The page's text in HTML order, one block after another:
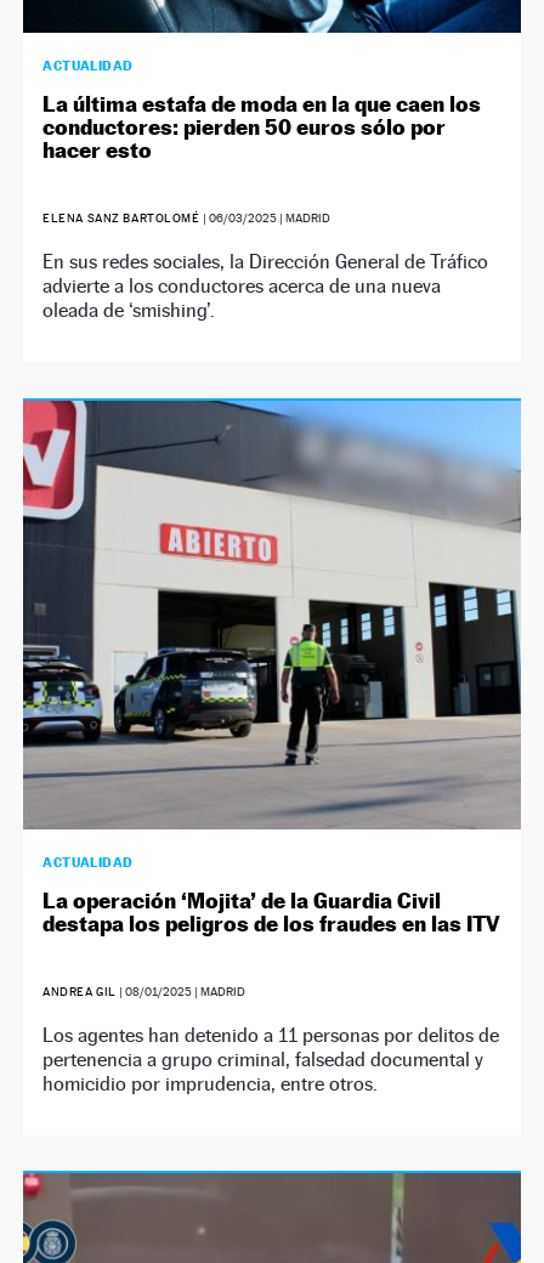
ACTUALIDAD
La última estafa de moda en la que caen los
conductores: pierden 50 euros sólo por
hacer esto
ELENA SANZ BARTOLOMÉ | 06/03/2025| MADRID
En sus redes sociales, la Dirección General de Tráfico
advierte a los conductores acerca de una nueva
oleada de ‘smishing’.
ACTUALIDAD
La operación ‘Mojita’ de la Guardia Civil
destapa los peligros de los fraudes en las ITV
ANDREA GIL | 08/01/2025| MADRID
Los agentes han detenido a 11 personas por delitos de
pertenencia a grupo criminal, falsedad documental y
homicidio por imprudencia, entre otros.